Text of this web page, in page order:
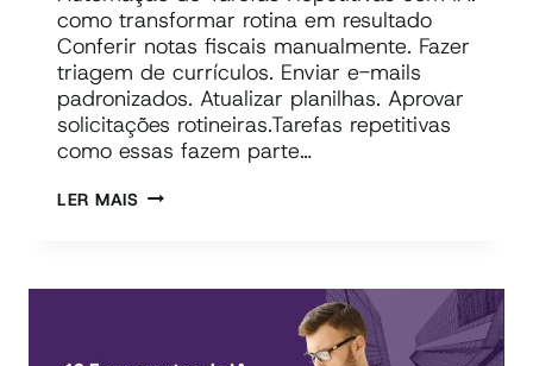
como transformar rotina em resultado
Conferir notas fiscais manualmente. Fazer
triagem de currículos. Enviar e-mails
padronizados. Atualizar planilhas. Aprovar
solicitações rotineiras.Tarefas repetitivas
como essas fazem parte…
LER MAISAUTOMAÇÃO